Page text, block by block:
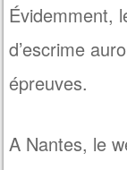
Évidemment,
d’escrime
épreuves.
A Nantes, le